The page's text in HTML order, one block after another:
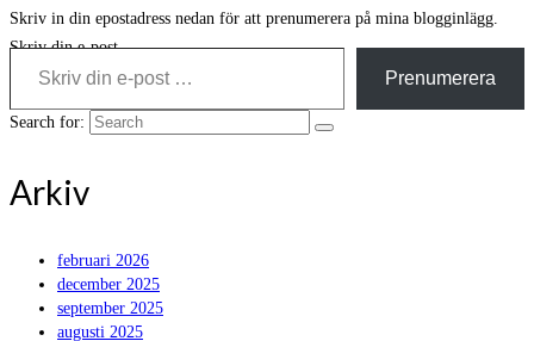
Skriv in din epostadress nedan för att prenumerera på mina blogginlägg.
Skriv din e-post …
Prenumerera
Search for:
Arkiv
februari 2026
december 2025
september 2025
augusti 2025